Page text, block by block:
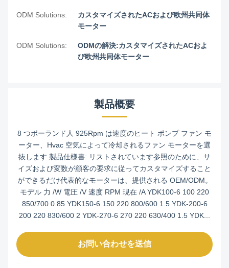
ODM Solutions:
カスタマイズされたACおよび欧州共同体
モーター
ODM Solutions:
ODMの解決:カスタマイズされたACおよ
び欧州共同体モーター
製品概要
8 つポーランド人 925Rpm は速度のヒート ポンプ ファン モ
ーター、Hvac 空気によって冷却されるファン モーターを選
抜します 製品仕様書: リストされています参照のために、サ
イズおよび変数が顧客の要求に従ってカスタマイズすること
ができるだけ代表的なモーターは、提供される OEM/ODM。
モデル 力 /W 電圧 /V 速度 RPM 現在 /A YDK100-6 100 220
850/700 0.85 YDK150-6 150 220 800/600 1.5 YDK-200-6
200 220 830/600 2 YDK-270-6 270 220 630/400 1.5 YDK...
お問い合わせを送信